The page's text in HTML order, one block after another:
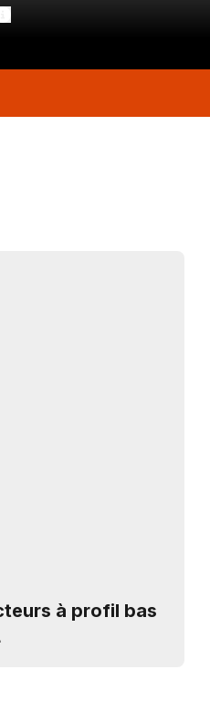
à profil bas